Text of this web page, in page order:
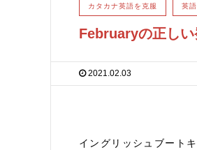
カタカナ英語を克服 英語
Februaryの正しい
2021.02.03
イングリッシュブート